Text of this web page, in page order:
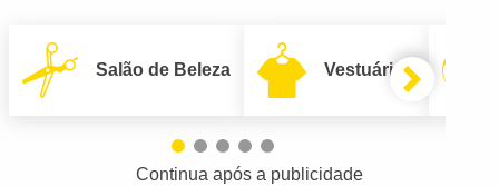
Salão de Beleza Vestuário
Continua após a publicidade